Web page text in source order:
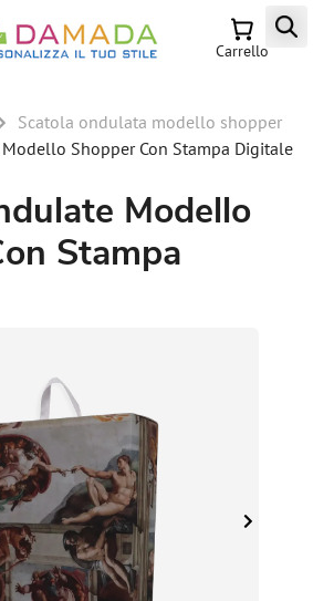
Carrello
Scatola ondulata modello shopper
Shopper Con Stampa Digitale
Modello
Stampa